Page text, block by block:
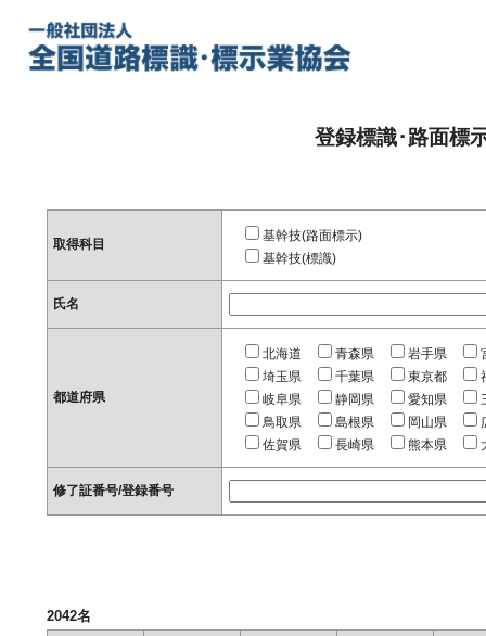
登録標識･路面標
取得科目
基幹技(路面標示)
基幹技(標識)
氏名
都道府県
北海道 青森県 岩手県
埼玉県
千葉県 東京都
岐阜県
静岡県 愛知県
鳥取県
島根県 岡山県
佐賀県
長崎県 熊本県
修了証番号/登録番号
2042名